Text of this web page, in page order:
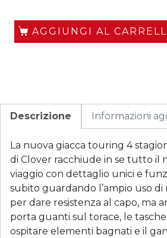
AGGIUNGI AL
Descrizione Informazioni
La nuova giacca touring 4
di Clover racchiude in se tutto il
viaggio con dettaglio unici e
subito guardando l’ampio uso di
per dare resistenza al capo, ma
porta guanti sul torace, le
ospitare elementi bagnati e il